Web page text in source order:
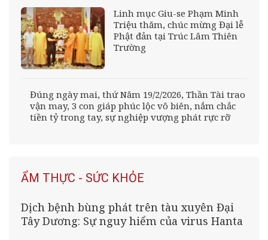
Linh mục Giu-se Phạm Minh
Triệu thăm, chúc mừng Đại lễ
Phật đản tại Trúc Lâm Thiên
Trường
Đúng ngày mai, thứ Năm 19/2/2026, Thần Tài trao
vận may, 3 con giáp phúc lộc vô biên, nắm chắc
tiền tỷ trong tay, sự nghiệp vượng phát rực rỡ
ẨM THỰC - SỨC KHỎE
Dịch bệnh bùng phát trên tàu xuyên Đại
Tây Dương: Sự nguy hiểm của virus Hanta